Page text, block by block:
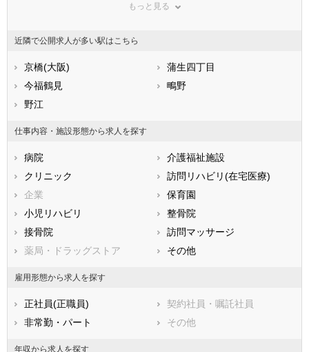
神奈川県
石川県
福井県
静岡県
滋賀県
兵庫県
香川県
高知県
福岡県
長崎県
熊本県
鹿児島県
もっと見る
近隣で公開求人が多い駅はこちら
京橋(大阪)
蒲生四丁目
今福鶴見
鴫野
野江
仕事内容・施設形態から求人を探す
病院
介護福祉施設
クリニック
訪問リハビリ(在宅医療)
企業
保育園
小児リハビリ
整骨院
接骨院
訪問マッサージ
薬局・ドラッグストア
その他
雇用形態から求人を探す
正社員(正職員)
契約社員・嘱託社員
非常勤・パート
その他
年収から求人を探す